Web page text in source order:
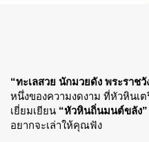
“ทะเลสวย นักมวยดัง พระราชวั
หนึ่งของความงดงาม ที่หัวหินเ
เยี่ยมเยียน “หัวหินถิ่นมนต์ขลัง”
อยากจะเล่าให้คุณฟัง